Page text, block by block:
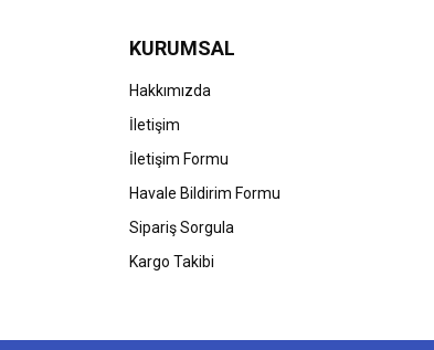
Bu ürüne benzer farklı alternatifler olmalı.
KURUMSAL
Hakkımızda
İletişim
İletişim Formu
Havale Bildirim Formu
Sipariş Sorgula
Kargo Takibi